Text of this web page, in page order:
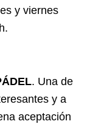
y viernes
. Una de
y a
aceptación